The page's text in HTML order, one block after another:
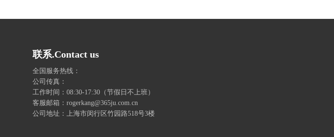
联系.Contact us
全国服务热线：
公司传真：
工作时间：08:30-17:30（节假日不上班）
客服邮箱：rogerkang@365ju.com.cn
公司地址：上海市闵行区竹园路518号3楼